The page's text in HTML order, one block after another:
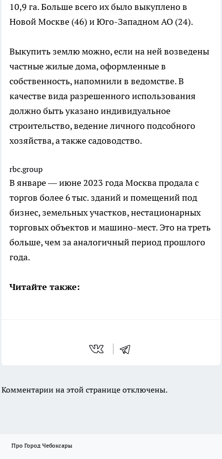
10,9 га. Больше всего их было выкуплено в
Новой Москве (46) и Юго-Западном АО (24).
Выкупить землю можно, если на ней возведены
частные жилые дома, оформленные в
собственность, напомнили в ведомстве. В
качестве вида разрешенного использования
должно быть указано индивидуальное
строительство, ведение личного подсобного
хозяйства, а также садоводство.
rbc.group
В январе — июне 2023 года Москва продала с
торгов более 6 тыс. зданий и помещений под
бизнес, земельных участков, нестационарных
торговых объектов и машино-мест. Это на треть
больше, чем за аналогичный период прошлого
года.
Читайте также:
Комментарии на этой странице отключены.
Про Город Чебоксары